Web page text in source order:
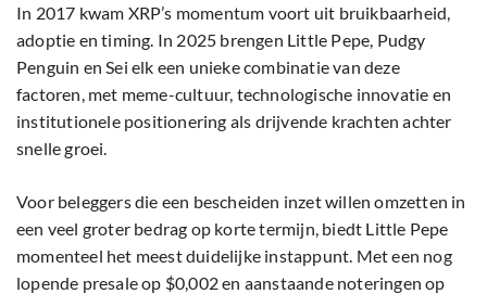
In 2017 kwam XRP’s momentum voort uit bruikbaarheid,
adoptie en timing. In 2025 brengen Little Pepe, Pudgy
Penguin en Sei elk een unieke combinatie van deze
factoren, met meme-cultuur, technologische innovatie en
institutionele positionering als drijvende krachten achter
snelle groei.
Voor beleggers die een bescheiden inzet willen omzetten in
een veel groter bedrag op korte termijn, biedt Little Pepe
momenteel het meest duidelijke instappunt. Met een nog
lopende presale op $0,002 en aanstaande noteringen op